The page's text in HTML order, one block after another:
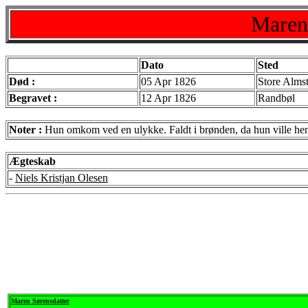
Dato
Sted
Død :
05 Apr 1826
Store
Begravet :
12 Apr 1826 Randbøl
Noter : Hun omkom ved en ulykke. Faldt i brønden, da hun ville
Ægteskab
- Niels Kristjan Olesen
Maren Sørensdatter